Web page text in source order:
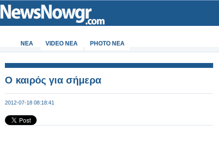
ΝΕΑ VIDEO NEA PHOTO NEA
O καιρός για σήμερα
2012-07-18 08:18:41